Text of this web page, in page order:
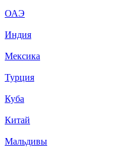
ОАЭ
Индия
Мексика
Турция
Куба
Китай
Мальдивы